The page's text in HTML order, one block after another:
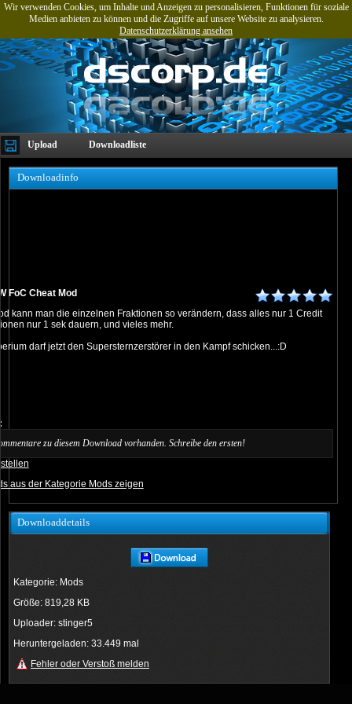
Wir verwenden Cookies, um Inhalte und Anzeigen zu personalisieren, Funktionen für soziale
Medien anbieten zu können und die Zugriffe auf unsere Website zu analysieren.
Datenschutzerklärung ansehen
Upload Downloadliste
Downloadinfo
FoC Cheat Mod
kann man die einzelnen Fraktionen so verändern, dass alles nur 1 Credit
nur 1 sek dauern, und vieles mehr.
darf jetzt den Supersternzerstörer in den Kampf schicken...:D
zu diesem Download vorhanden. Schreibe den ersten!
aus der Kategorie Mods zeigen
Downloaddetails
Kategorie: Mods
Größe: 819,28 KB
Uploader: stinger5
Heruntergeladen: 33.449 mal
Fehler oder Verstoß melden